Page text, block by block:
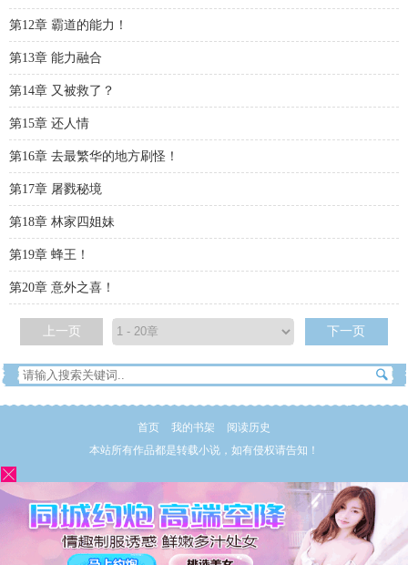
第12章 霸道的能力！
第13章 能力融合
第14章 又被救了？
第15章 还人情
第16章 去最繁华的地方刷怪！
第17章 屠戮秘境
第18章 林家四姐妹
第19章 蜂王！
第20章 意外之喜！
上一页 下一页
首页 我的书架
阅读历史
本站所有作品都是转载小说，如有侵权请告知！